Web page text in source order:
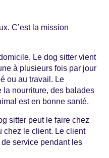
C’est la mission
Le dog sitter vient
à plusieurs fois par jour
ou au travail. Le
la nourriture, des balades
est en bonne santé.
sitter peut le faire chez
chez le client. Le client
service pendant les